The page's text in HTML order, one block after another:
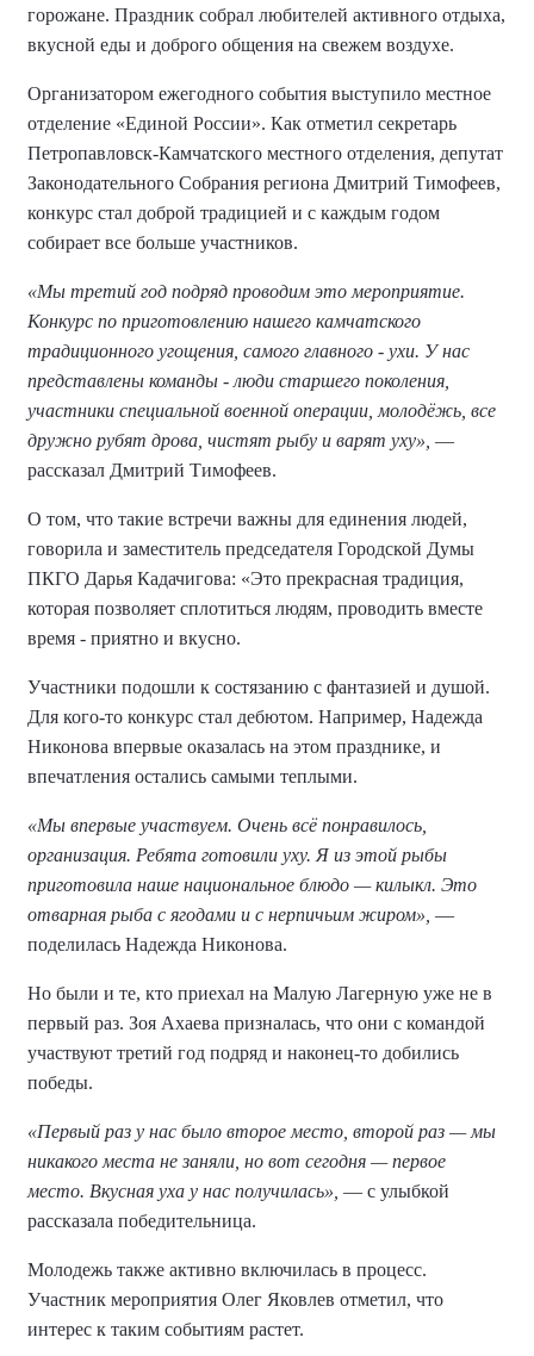
горожане. Праздник собрал любителей активного отдыха,
вкусной еды и доброго общения на свежем воздухе.
Организатором ежегодного события выступило местное
отделение «Единой России». Как отметил секретарь
Петропавловск-Камчатского местного отделения, депутат
Законодательного Собрания региона Дмитрий Тимофеев,
конкурс стал доброй традицией и с каждым годом
собирает все больше участников.
«Мы третий год подряд проводим это мероприятие.
Конкурс по приготовлению нашего камчатского
традиционного угощения, самого главного - ухи. У нас
представлены команды - люди старшего поколения,
участники специальной военной операции, молодёжь, все
дружно рубят дрова, чистят рыбу и варят уху», —
рассказал Дмитрий Тимофеев.
О том, что такие встречи важны для единения людей,
говорила и заместитель председателя Городской Думы
ПКГО Дарья Кадачигова: «Это прекрасная традиция,
которая позволяет сплотиться людям, проводить вместе
время - приятно и вкусно.
Участники подошли к состязанию с фантазией и душой.
Для кого-то конкурс стал дебютом. Например, Надежда
Никонова впервые оказалась на этом празднике, и
впечатления остались самыми теплыми.
«Мы впервые участвуем. Очень всё понравилось,
организация. Ребята готовили уху. Я из этой рыбы
приготовила наше национальное блюдо — килыкл. Это
отварная рыба с ягодами и с нерпичьим жиром», —
поделилась Надежда Никонова.
Но были и те, кто приехал на Малую Лагерную уже не в
первый раз. Зоя Ахаева призналась, что они с командой
участвуют третий год подряд и наконец-то добились
победы.
«Первый раз у нас было второе место, второй раз — мы
никакого места не заняли, но вот сегодня — первое
место. Вкусная уха у нас получилась», — с улыбкой
рассказала победительница.
Молодежь также активно включилась в процесс.
Участник мероприятия Олег Яковлев отметил, что
интерес к таким событиям растет.